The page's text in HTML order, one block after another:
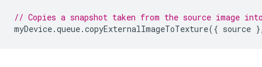
// Copies a snapshot taken from the source image
myDevice.queue.copyExternalImageToTexture({ source